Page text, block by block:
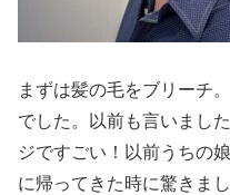
まずは髪の毛をブリーチ
でした。以前も言いまし
ジですごい！以前うちの
に帰ってきた時に驚きま